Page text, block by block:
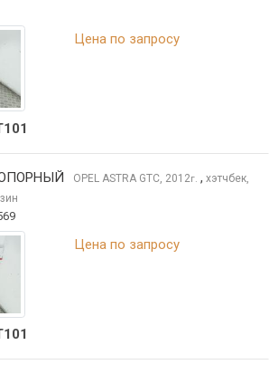
Цена по запросу
OPEL ASTRA GTC, 2012г. , хэтчбек,
Цена по запросу